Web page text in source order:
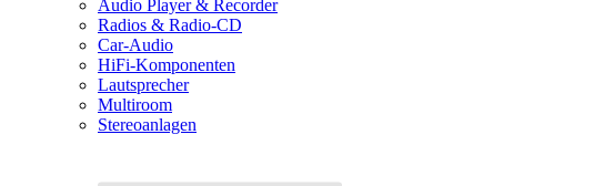
Audio Player & Recorder
Radios & Radio-CD
Car-Audio
HiFi-Komponenten
Lautsprecher
Multiroom
Stereoanlagen